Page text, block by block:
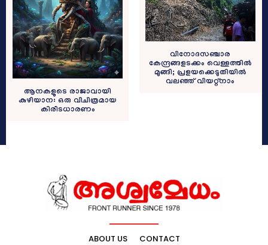
ആനകളുടെ രാജാവായി
കുഴിയാന: ഒരു വിചിത്രമായ
കിരീടധാരണം
വിനോദസഞ്ചാര
കേന്ദ്രങ്ങളടക്കം വെള്ളത്തിൽ
മുങ്ങി; പ്രളയക്കെടുതിയിൽ
വലഞ്ഞ് വിയറ്റ്നാം
ABOUT US CONTACT